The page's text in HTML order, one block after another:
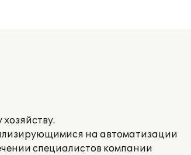
на автоматизации
специалистов компании